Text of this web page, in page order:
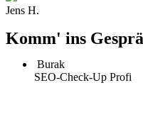
Jens H.
Komm' ins
Burak
SEO-Check-Up Profi